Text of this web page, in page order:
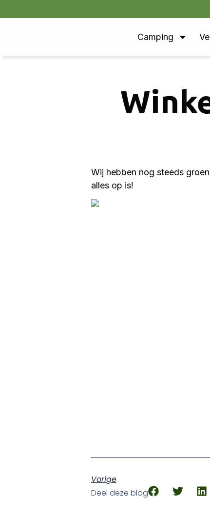
Camping
Wij hebben nog steeds
alles op is!
Vorige
Deel deze blog